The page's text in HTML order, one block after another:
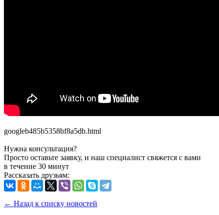
googleb485b5358bf8a5db.html
Нужна консультация?
Просто оставьте заявку, и наш специалист свяжется с вами
в течение 30 минут
Рассказать друзьям:
← Назад к списку новостей